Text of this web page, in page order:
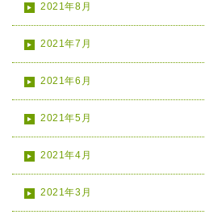
2021年8月
2021年7月
2021年6月
2021年5月
2021年4月
2021年3月